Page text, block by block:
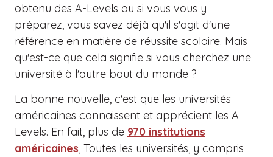
obtenu des A-Levels ou si vous vous y
préparez, vous savez déjà qu'il s'agit d'une
référence en matière de réussite scolaire. Mais
qu'est-ce que cela signifie si vous cherchez une
université à l'autre bout du monde ?
La bonne nouvelle, c'est que les universités
américaines connaissent et apprécient les A
Levels. En fait, plus de 970 institutions
américaines, Toutes les universités, y compris